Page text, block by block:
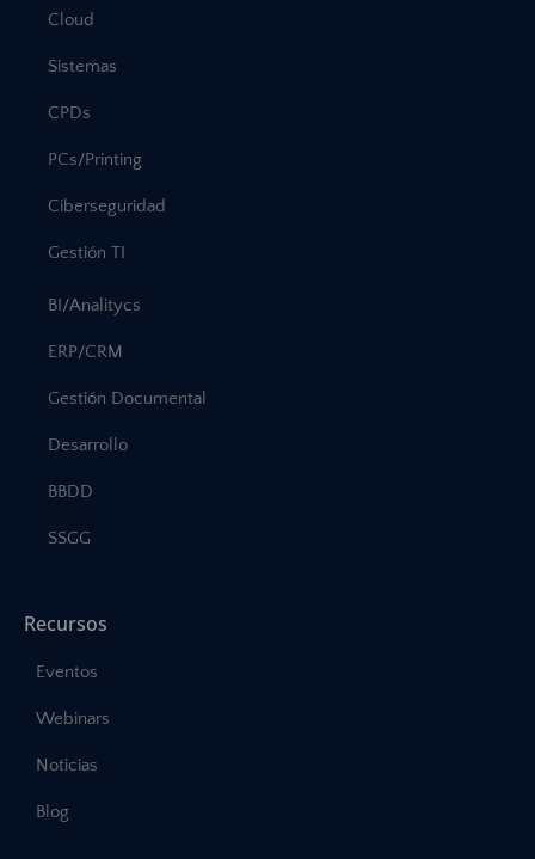
Cloud
Sistemas
CPDs
PCs/Printing
Ciberseguridad
Gestión TI
BI/Analitycs
ERP/CRM
Gestión Documental
Desarrollo
BBDD
SSGG
Recursos
Eventos
Webinars
Noticias
Blog